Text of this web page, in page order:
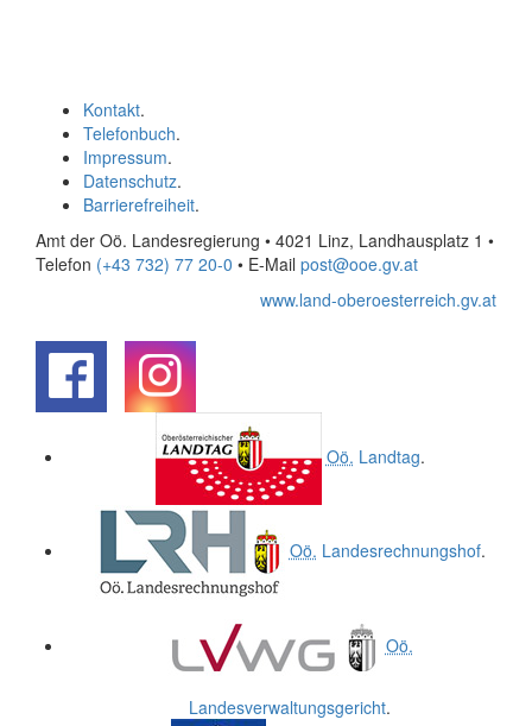
Kontakt.
Telefonbuch.
Impressum.
Datenschutz.
Barrierefreiheit.
Amt der Oö. Landesregierung • 4021 Linz, Landhausplatz 1 •
Telefon (+43 732) 77 20-0 • E-Mail post@ooe.gv.at
www.land-oberoesterreich.gv.at
Oö. Landtag.
Oö. Landesrechnungshof.
Oö.
Landesverwaltungsgericht.